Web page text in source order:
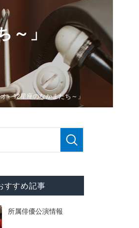
～」
～12星座のなかまたち～」
すすめ記事
所属俳優公演情報